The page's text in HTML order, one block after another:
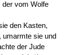
der vom Wolfe
den Kasten,
umarmte sie und
der Jude